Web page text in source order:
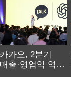
카카오, 2분기
매출·영업익 역대